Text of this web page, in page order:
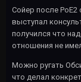
Сойер после
выступал
получился что
отношения не
Можно ругать
что делал